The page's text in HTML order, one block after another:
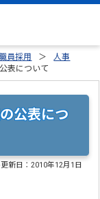
員採用
人事
表について
公表につ
新日：2010年12月1日